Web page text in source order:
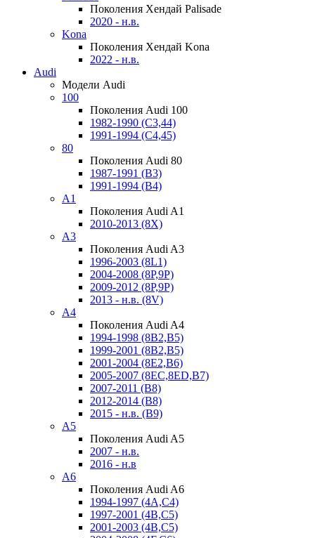
Поколения Хендай Palisade
2020 - н.в.
Kona
Поколения Хендай Kona
2022 - н.в.
Audi
Модели Audi
100
Поколения Audi 100
1982-1990 (С3,44)
1991-1994 (С4,45)
80
Поколения Audi 80
1987-1991 (B3)
1991-1994 (B4)
A1
Поколения Audi A1
2010-2013 (8X)
A3
Поколения Audi A3
1996-2003 (8L1)
2004-2008 (8P,9P)
2009-2012 (8P,9P)
2013 - н.в. (8V)
A4
Поколения Audi A4
1994-1998 (8B2,B5)
1999-2001 (8B2,B5)
2001-2004 (8E2,B6)
2005-2007 (8EC,8ED,B7)
2007-2011 (B8)
2012-2014 (B8)
2015 - н.в. (B9)
A5
Поколения Audi A5
2007 - н.в.
2016 - н.в
A6
Поколения Audi A6
1994-1997 (4A,C4)
1997-2001 (4B,C5)
2001-2003 (4B,C5)